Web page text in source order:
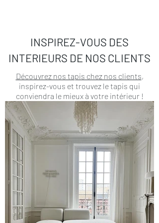
INSPIREZ-VOUS DES
INTERIEURS DE NOS CLIENTS
Découvrez nos tapis chez nos clients,
inspirez-vous et trouvez le tapis qui
conviendra le mieux à votre intérieur !